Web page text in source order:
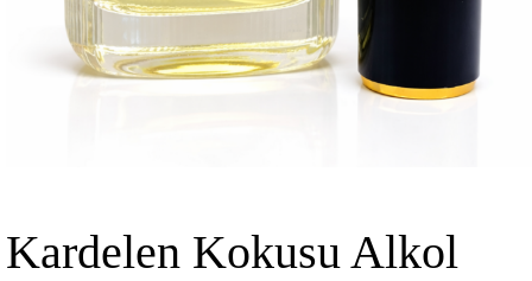
Kardelen Kokusu Alkol